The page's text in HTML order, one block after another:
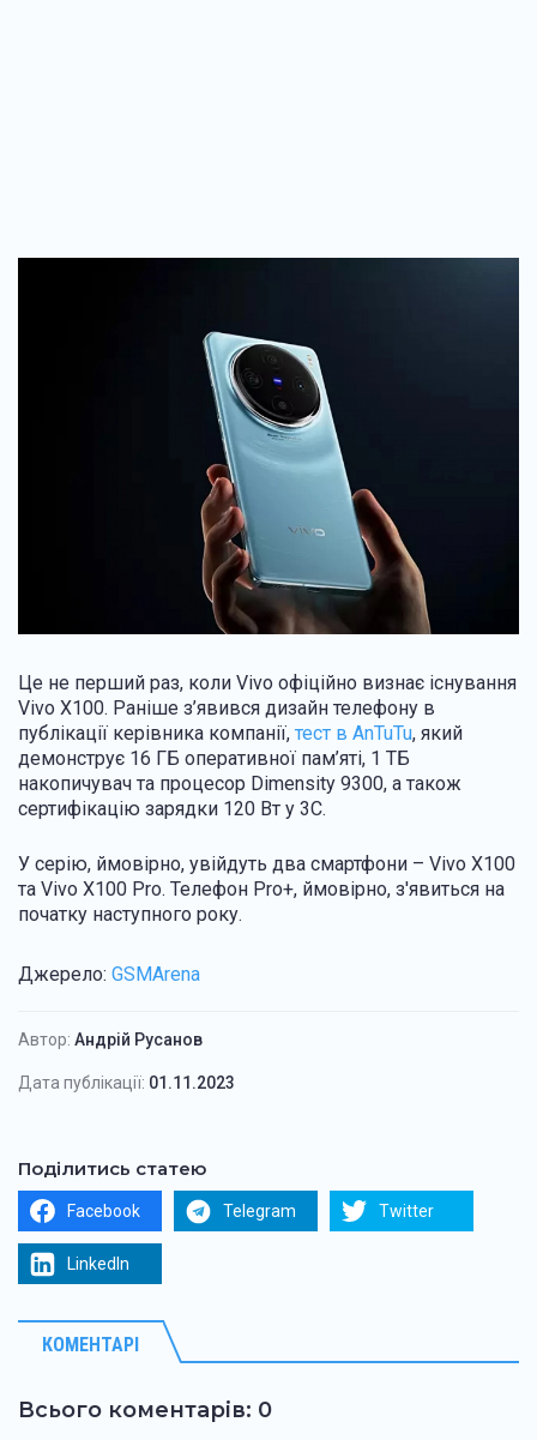
Це не перший раз, коли Vivo офіційно визнає існування
Vivo X100. Раніше з’явився дизайн телефону в
публікації керівника компанії, тест в AnTuTu, який
демонструє 16 ГБ оперативної пам’яті, 1 ТБ
накопичувач та процесор Dimensity 9300, а також
сертифікацію зарядки 120 Вт у 3C.
У серію, ймовірно, увійдуть два смартфони – Vivo X100
та Vivo X100 Pro. Телефон Pro+, ймовірно, з'явиться на
початку наступного року.
Джерело: GSMArena
Автор: Андрій Русанов
Дата публікації: 01.11.2023
Поділитись статею
Facebook Telegram Twitter
LinkedIn
КОМЕНТАРІ
Всього коментарів: 0